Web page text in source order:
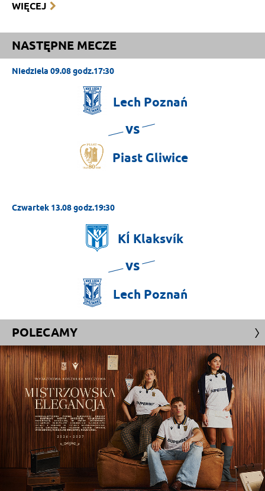
WIĘCEJ
NASTĘPNE MECZE
Niedziela 09.08 godz.17:30
Lech Poznań
vs
Piast Gliwice
Czwartek 13.08 godz.19:30
KÍ Klaksvík
vs
Lech Poznań
POLECAMY